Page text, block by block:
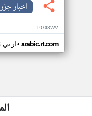
اخبار
PG03WV
ار تي• arabic.rt.com